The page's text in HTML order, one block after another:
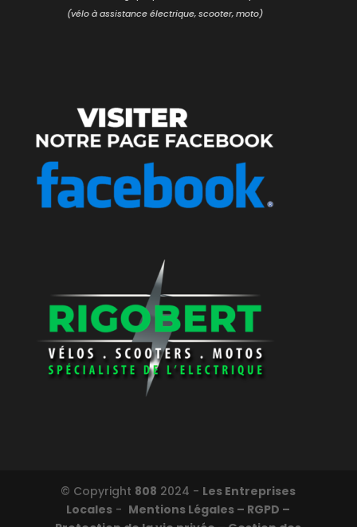
(vélo à assistance électrique, scooter, moto)
© Copyright 808 2024 - Les Entreprises
Locales - Mentions Légales – RGPD –